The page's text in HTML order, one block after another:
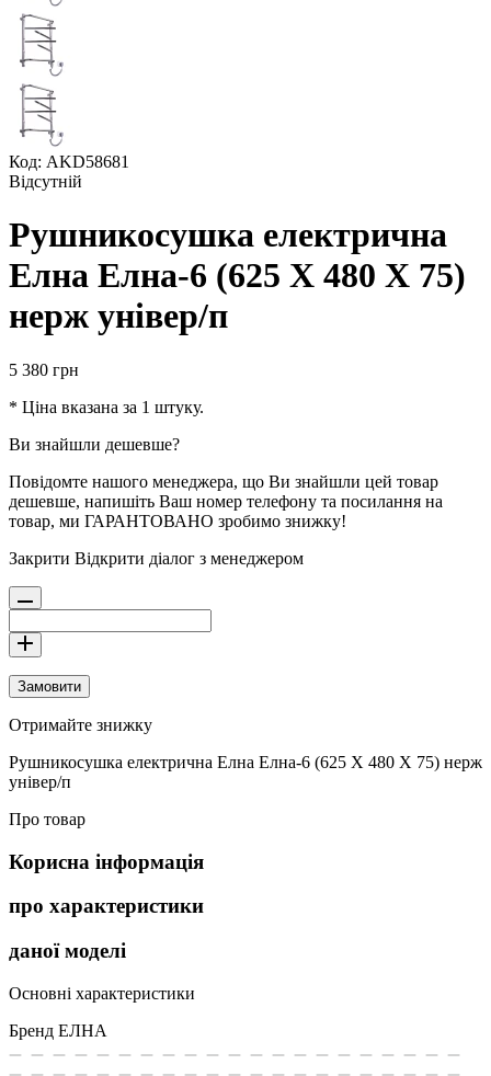
Код: AKD58681
Відсутній
Рушникосушка електрична
Елна Елна-6 (625 Х 480 Х 75)
нерж універ/п
5 380 грн
* Ціна вказана за 1 штуку.
Ви знайшли дешевше?
Повідомте нашого менеджера, що Ви знайшли цей товар
дешевше, напишіть Ваш номер телефону та посилання на
товар, ми ГАРАНТОВАНО зробимо знижку!
Закрити Відкрити діалог з менеджером
Замовити
Отримайте знижку
Рушникосушка електрична Елна Елна-6 (625 Х 480 Х 75) нерж
універ/п
Про товар
Корисна інформація
про характеристики
даної моделі
Основні характеристики
Бренд ЕЛНА